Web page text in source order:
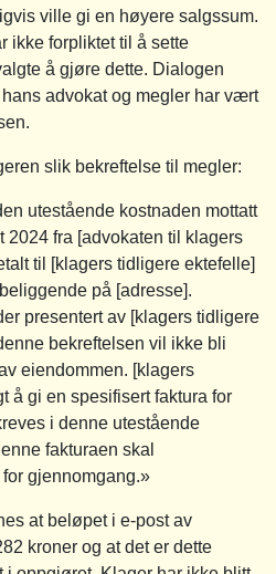
ville gi en høyere salgssum.
ikke forpliktet til å sette
å gjøre dette. Dialogen
advokat og megler har vært
slik bekreftelse til megler:
utestående kostnaden mottatt
2024 fra [advokaten til klagers
til [klagers tidligere ektefelle]
på [adresse].
presentert av [klagers tidligere
bekreftelsen vil ikke bli
eiendommen. [klagers
å gi en spesifisert faktura for
i denne utestående
fakturaen skal
gjennomgang.»
at beløpet i e-post av
kroner og at det er dette